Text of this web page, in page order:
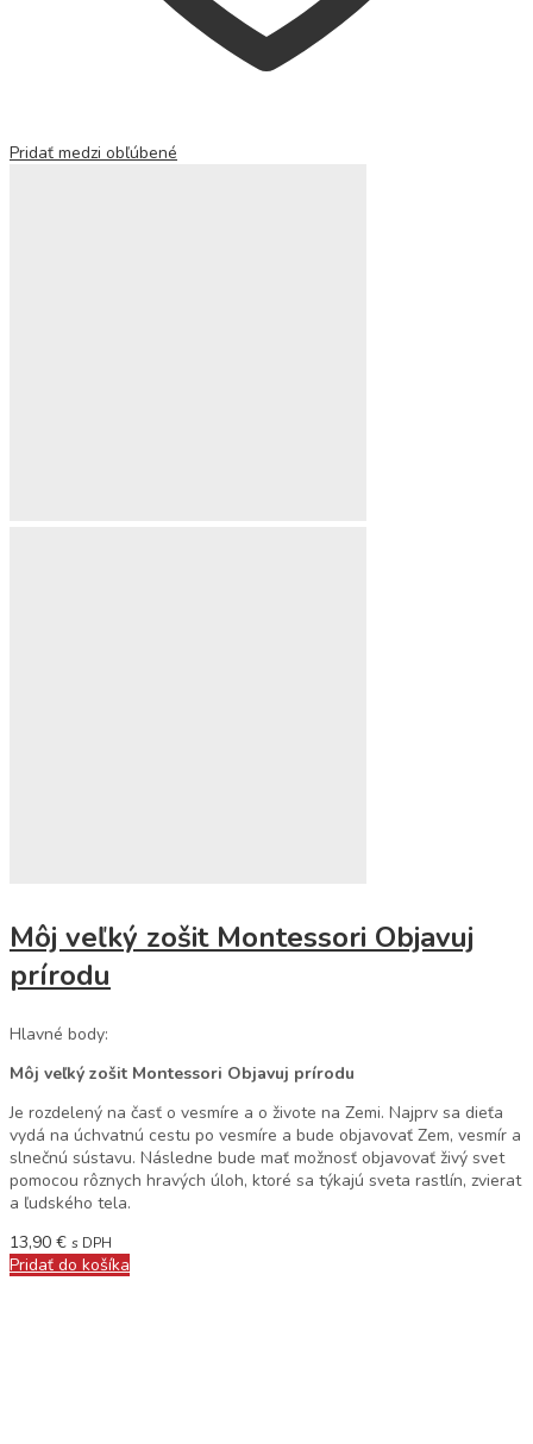
Pridať medzi obľúbené
Môj veľký zošit Montessori Objavuj
prírodu
Hlavné body:
Môj veľký zošit Montessori Objavuj prírodu
Je rozdelený na časť o vesmíre a o živote na Zemi. Najprv sa dieťa
vydá na úchvatnú cestu po vesmíre a bude objavovať Zem, vesmír a
slnečnú sústavu. Následne bude mať možnosť objavovať živý svet
pomocou rôznych hravých úloh, ktoré sa týkajú sveta rastlín, zvierat
a ľudského tela.
13,90 € s DPH
Pridať do košíka